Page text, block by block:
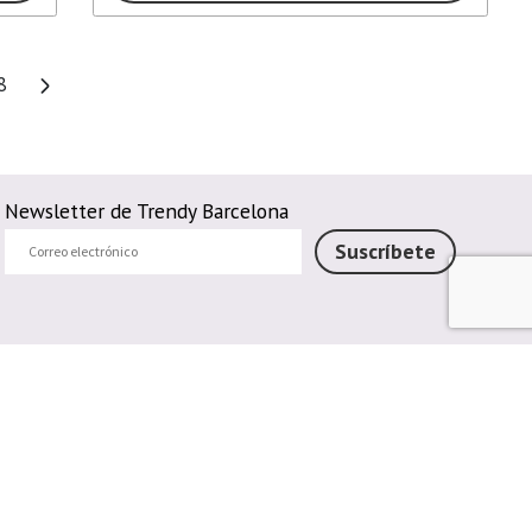
Newsletter de Trendy Barcelona
electrónico
Suscríbete